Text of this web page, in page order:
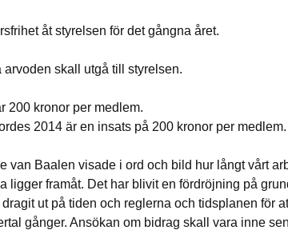
åt styrelsen för det gångna året.
arvoden skall utgå till styrelsen.
200 kronor per medlem.
2014 är en insats på 200 kronor per medlem.
van Baalen visade i ord och bild hur långt vårt
ligger framåt. Det har blivit en fördröjning på
ut på tiden och reglerna och tidsplanen för
gånger. Ansökan om bidrag skall vara inne